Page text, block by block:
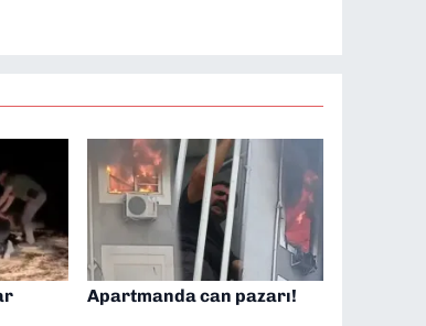
yapıyorum
Apartmanda can pazarı!